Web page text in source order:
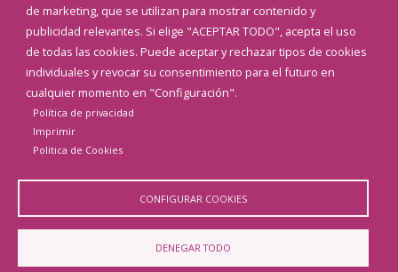
de marketing, que se utilizan para mostrar contenido y
publicidad relevantes. Si elige "ACEPTAR TODO", acepta el uso
de todas las cookies. Puede aceptar y rechazar tipos de cookies
individuales y revocar su consentimiento para el futuro en
cualquier momento en "Configuración".
Política de privacidad
Imprimir
Politica de Cookies
CONFIGURAR COOKIES
DENEGAR TODO